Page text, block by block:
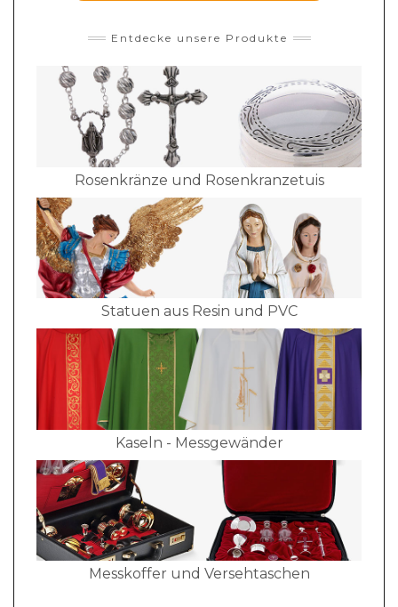
Entdecke unsere Produkte
Rosenkränze und Rosenkranzetuis
Statuen aus Resin und PVC
Kaseln - Messgewänder
Messkoffer und Versehtaschen